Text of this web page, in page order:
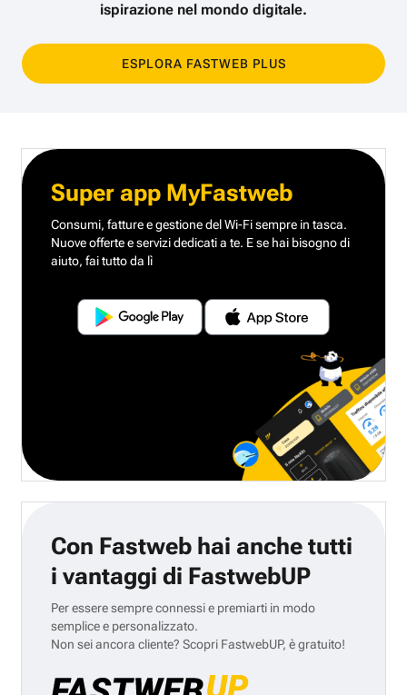
ispirazione nel mondo digitale.
ESPLORA FASTWEB PLUS
Super app MyFastweb
Consumi, fatture e gestione del Wi-Fi sempre in tasca.
Nuove offerte e servizi dedicati a te. E se hai bisogno di
aiuto, fai tutto da lì
Con Fastweb hai anche tutti
i vantaggi di FastwebUP
Per essere sempre connessi e premiarti in modo
semplice e personalizzato.
Non sei ancora cliente? Scopri FastwebUP, è gratuito!